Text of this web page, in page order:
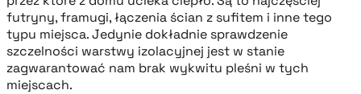
futryny, framugi, łączenia ścian z sufitem i inne tego
typu miejsca. Jedynie dokładnie sprawdzenie
szczelności warstwy izolacyjnej jest w stanie
zagwarantować nam brak wykwitu pleśni w tych
miejscach.